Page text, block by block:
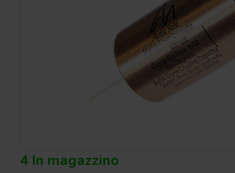
4 In magazzino